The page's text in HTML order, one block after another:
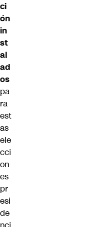
ci
ón
in
st
al
ad
os
pa
ra
est
as
ele
cci
on
es
pr
esi
de